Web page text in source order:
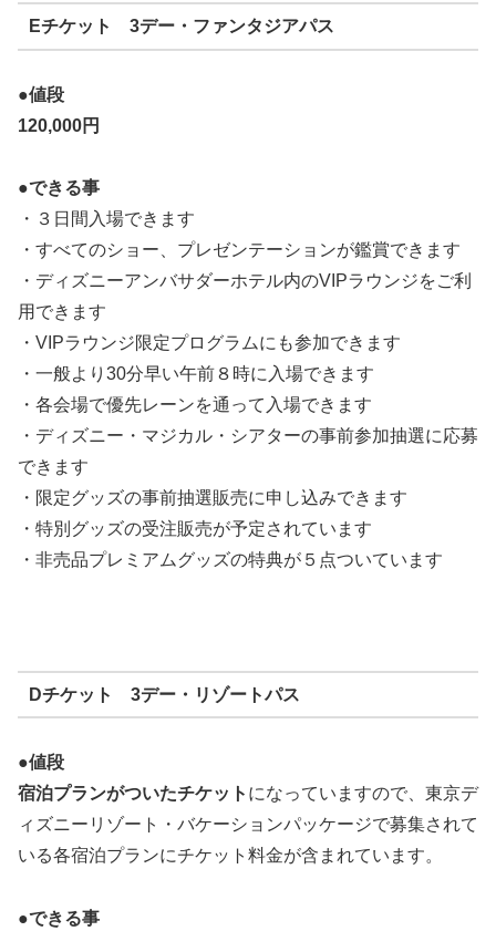
Eチケット 3デー・ファンタジアパス
●値段
120,000円
●できる事
・３日間入場できます
・すべてのショー、プレゼンテーションが鑑賞できます
・ディズニーアンバサダーホテル内のVIPラウンジをご利
用できます
・VIPラウンジ限定プログラムにも参加できます
・一般より30分早い午前８時に入場できます
・各会場で優先レーンを通って入場できます
・ディズニー・マジカル・シアターの事前参加抽選に応募
できます
・限定グッズの事前抽選販売に申し込みできます
・特別グッズの受注販売が予定されています
・非売品プレミアムグッズの特典が５点ついています
Dチケット 3デー・リゾートパス
●値段
宿泊プランがついたチケット になっていますので、東京デ
ィズニーリゾート・バケーションパッケージで募集されて
いる各宿泊プランにチケット料金が含まれています。
●できる事